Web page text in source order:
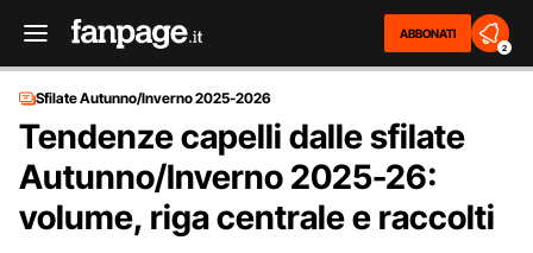
ABBONATI
2
Sfilate Autunno/Inverno 2025-2026
Tendenze capelli dalle sfilate
Autunno/Inverno 2025-26:
volume, riga centrale e raccolti